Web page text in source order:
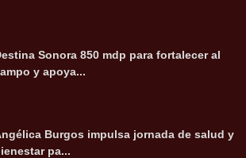
Sonora 850 mdp para fortalecer al
y apoya...
Burgos impulsa jornada de salud y
pa...